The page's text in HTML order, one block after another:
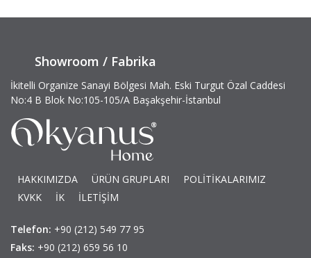
Showroom / Fabrika
İkitelli Organize Sanayi Bölgesi Mah. Eski Turgut Özal Caddesi
No:4 B Blok No:105-105/A Başakşehir-İstanbul
HAKKIMIZDA ÜRÜN GRUPLARI
POLİTİKALARIMIZ
KVKK
İK İLETİŞİM
Telefon: +90 (212) 549 77 95
Faks: +90 (212) 659 56 10